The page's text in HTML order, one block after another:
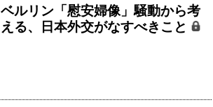
ベルリン「慰安婦像」騒動から考
える、日本外交がなすべきこと